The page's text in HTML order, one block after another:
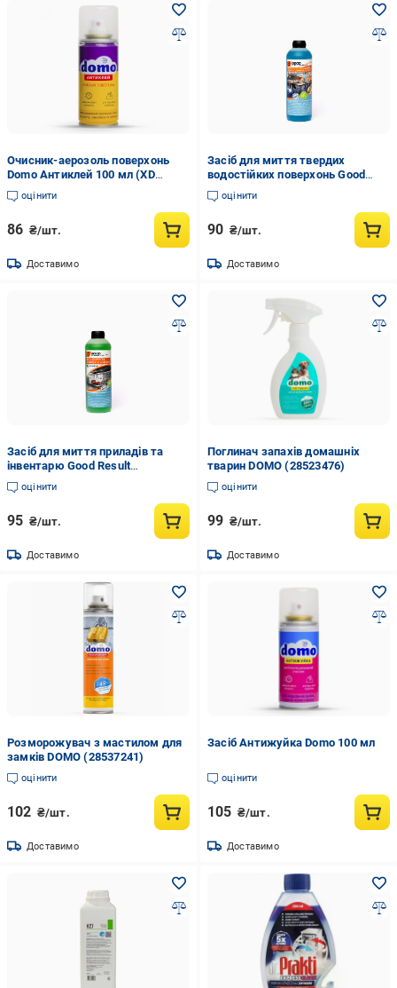
Очисник-аерозоль поверхонь
Domo Антиклей 100 мл (XD
10096)
оцінити
86 ₴/шт.
Доставимо
Засіб для миття твердих
водостійких поверхонь Good
Result 1 л з дезінфікуючим
ефектом (GC1039010)
оцінити
90 ₴/шт.
Доставимо
Засіб для миття приладів та
інвентарю Good Result
концентрат 1 л (GC1031010)
оцінити
95 ₴/шт.
Доставимо
Поглинач запахів домашніх
тварин DOMO (28523476)
оцінити
99 ₴/шт.
Доставимо
Розморожувач з мастилом для
замків DOMO (28537241)
оцінити
102 ₴/шт.
Доставимо
Засіб Антижуйка Domo 100 мл
оцінити
105 ₴/шт.
Доставимо